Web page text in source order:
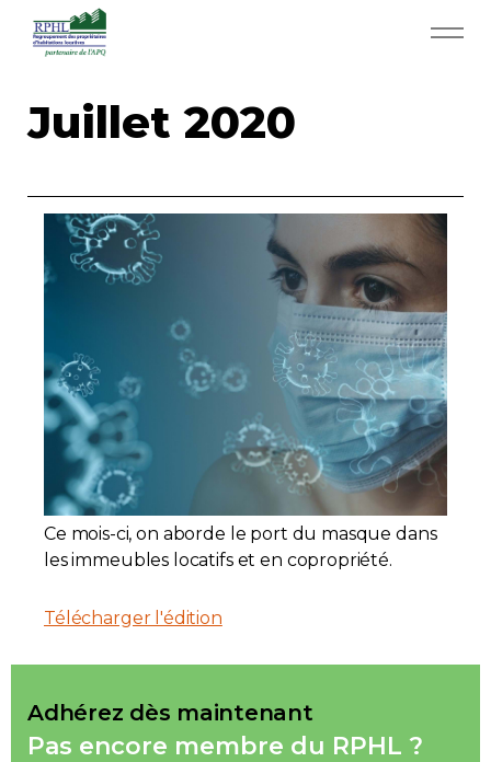
Actualités
Rabais et économies
Médias
Zone Membres
Contact
Adhésion
Juillet 2020
Ce mois-ci, on aborde le port du masque dans
les immeubles locatifs et en copropriété.
Télécharger l'édition
Adhérez dès maintenant
Pas encore membre du RPHL ?